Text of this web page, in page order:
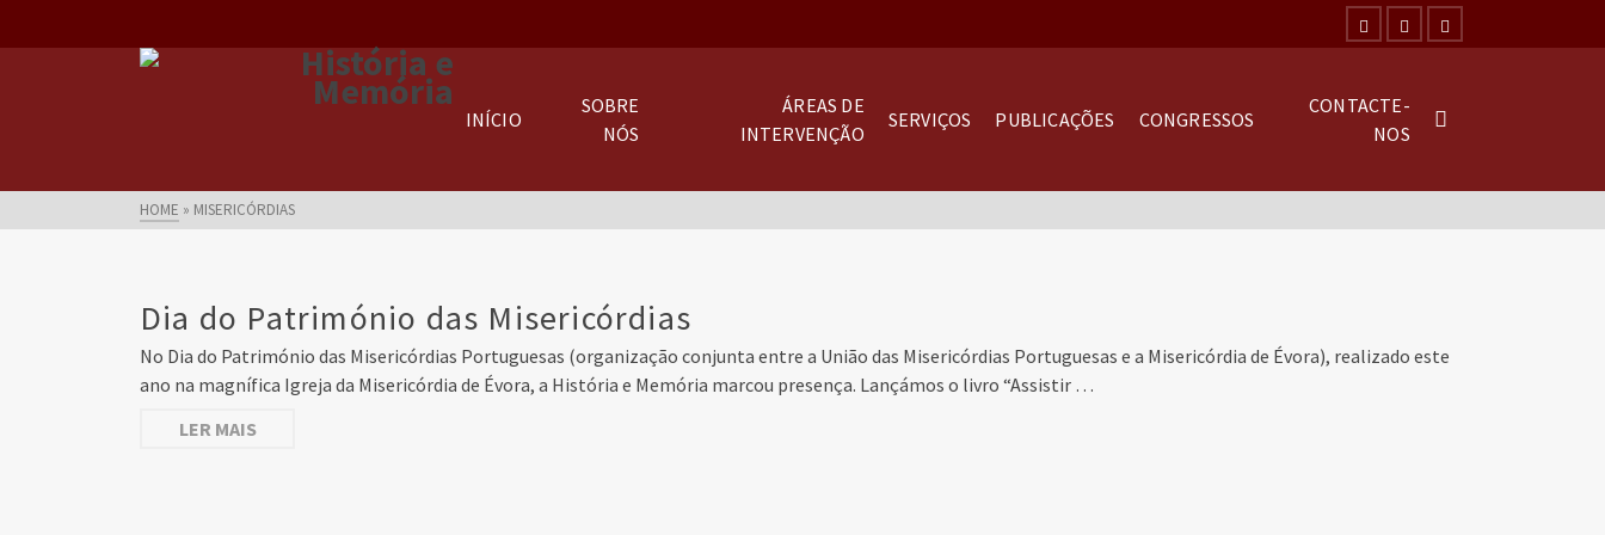
INÍCIO
SOBRE
NÓS
ÁREAS DE
INTERVENÇÃO
SERVIÇOS PUBLICAÇÕES CONGRESSOS
CONTACTE-
NOS
HOME » MISERICÓRDIAS
Dia do Património das Misericórdias
No Dia do Património das Misericórdias Portuguesas (organização conjunta entre a União das Misericórdias Portuguesas e a Misericórdia de Évora), realizado este
ano na magnífica Igreja da Misericórdia de Évora, a História e Memória marcou presença. Lançámos o livro “Assistir …
LER MAIS